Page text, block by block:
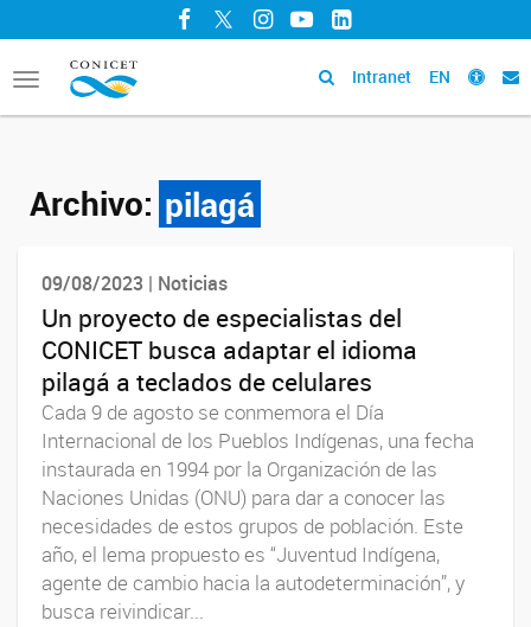
Facebook
TwitterInstagram
YouTubeLinkedIn
Toggle
navigation
Intranet EN
Archivo: pilagá
09/08/2023 | Noticias
Un proyecto de especialistas del
CONICET busca adaptar el idioma
pilagá a teclados de celulares
Cada 9 de agosto se conmemora el Día
Internacional de los Pueblos Indígenas, una fecha
instaurada en 1994 por la Organización de las
Naciones Unidas (ONU) para dar a conocer las
necesidades de estos grupos de población. Este
año, el lema propuesto es “Juventud Indígena,
agente de cambio hacia la autodeterminación”, y
busca reivindicar...